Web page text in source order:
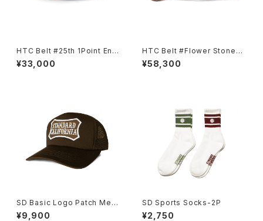
HTC Belt #25th 1Point End
Flower Stone 0.75
¥33,000
HTC Belt #Flower Stone40
0.75
¥58,300
SD Basic Logo Patch Mesh
Cap
¥9,900
SD Sports Socks-2P
¥2,750